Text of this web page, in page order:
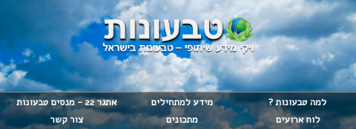
Skip to main content
למה טבעונות ? מידע למתחילים
אתגר 22 - מנסים טבעונות
לוח ארועים
מתכונים
צור קשר